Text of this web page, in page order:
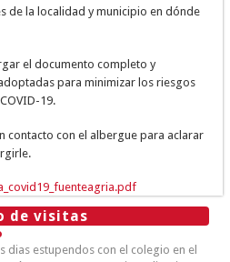
de la localidad y municipio en dónde
el documento completo y
para minimizar los riesgos
19.
contacto con el albergue para aclarar
de visitas
dias estupendos con el colegio en el